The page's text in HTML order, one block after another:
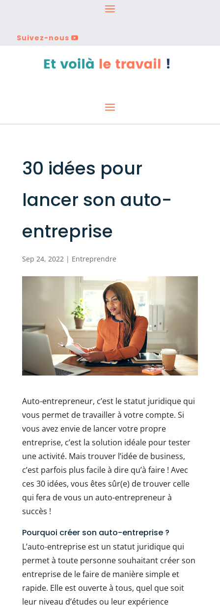
Suivez-nous
30 idées pour
lancer son auto-
entreprise
Sep 24, 2022| Entreprendre
Auto-entrepreneur, c’est le statut juridique qui
vous permet de travailler à votre compte. Si
vous avez envie de lancer votre propre
entreprise, c’est la solution idéale pour tester
une activité. Mais trouver l’idée de business,
c’est parfois plus facile à dire qu’à faire ! Avec
ces 30 idées, vous êtes sûr(e) de trouver celle
qui fera de vous un auto-entrepreneur à
succès !
Pourquoi créer son auto-entreprise ?
L’auto-entreprise est un statut juridique qui
permet à toute personne souhaitant créer son
entreprise de le faire de manière simple et
rapide. Elle est ouverte à tous, quel que soit
leur niveau d’études ou leur expérience